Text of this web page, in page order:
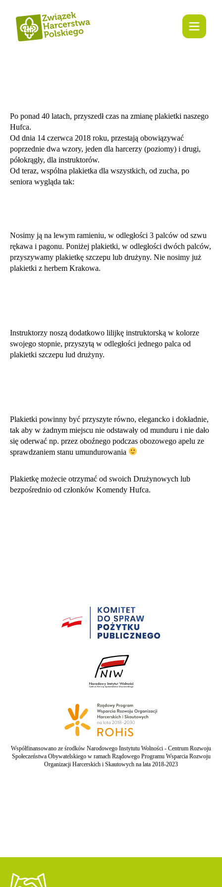
Po ponad 40 latach, przyszedł czas na zmianę plakietki naszego
Hufca.
Od dnia 14 czerwca 2018 roku, przestają obowiązywać
poprzednie dwa wzory, jeden dla harcerzy (poziomy) i drugi,
półokrągły, dla instruktorów.
Od teraz, wspólna plakietka dla wszystkich, od zucha, po
seniora wygląda tak:
Nosimy ją na lewym ramieniu, w odległości 3 palców od szwu
rękawa i pagonu. Poniżej plakietki, w odległości dwóch palców,
przyszywamy plakietkę szczepu lub drużyny. Nie nosimy już
plakietki z herbem Krakowa.
Instruktorzy noszą dodatkowo lilijkę instruktorską w kolorze
swojego stopnie, przyszytą w odległości jednego palca od
plakietki szczepu lud drużyny.
Plakietki powinny być przyszyte równo, elegancko i dokładnie,
tak aby w żadnym miejscu nie odstawały od munduru i nie dało
się oderwać np. przez oboźnego podczas obozowego apelu ze
sprawdzaniem stanu umundurowania
Plakietkę możecie otrzymać od swoich Drużynowych lub
bezpośrednio od członków Komendy Hufca.
Współfinansowano ze środków Narodowego Instytutu Wolności - Centrum Rozwoju
Społeczeństwa Obywatelskiego w ramach Rządowego Programu Wsparcia Rozwoju
Organizacji Harcerskich i Skautowych na lata 2018-2023